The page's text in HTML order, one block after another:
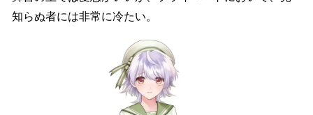
知らぬ者には非常に冷たい。